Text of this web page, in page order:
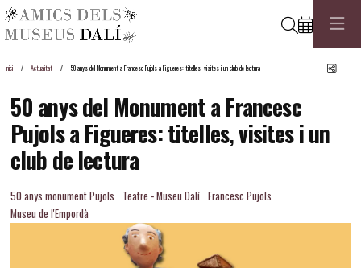
Cerca
Inici Actualitat 50 anys del Monument a Francesc Pujols a Figueres: titelles, visites i un club de lectura
50 anys del Monument a Francesc
Pujols a Figueres: titelles, visites i un
club de lectura
50 anys monument Pujols Teatre - Museu Dalí Francesc Pujols
Museu de l'Empordà